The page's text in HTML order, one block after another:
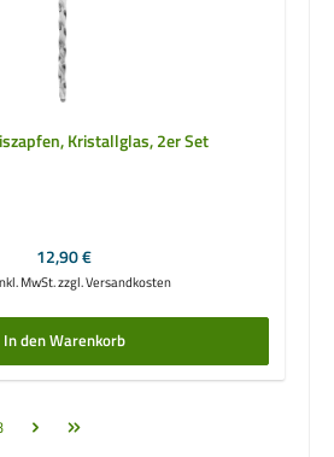
Kristallglas, 2er Set
Regulärer Preis:
12,90 €
MwSt. zzgl. Versandkosten
In den Warenkorb